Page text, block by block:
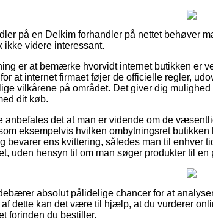
på en Delkim forhandler på nettet behøver
ikke videre interessant.
er at bemærke hvorvidt internet butikken er
at internet firmaet føjer de officielle regler,
vilkårene på området. Det giver dig
dit køb.
anbefales det at man er vidende om de
eksempelvis hvilken ombytningsret
bevarer ens kvittering, således man til enhver
uden hensyn til om man søger produkter til en
absolut pålidelige chancer for at
dette kan det være til hjælp, at du vurderer
forinden du bestiller.